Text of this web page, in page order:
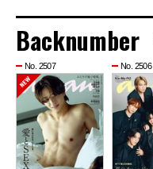
Backnumber
No. 2507 No. 2506